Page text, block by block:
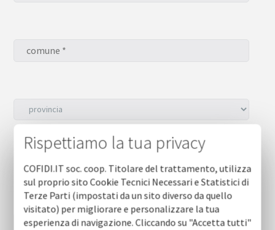
Desidero iscrivermi alla NEWSLETTER *
sì
no
Rispettiamo la tua privacy
COFIDI.IT soc. coop. Titolare del trattamento, utilizza
sul proprio sito Cookie Tecnici Necessari e Statistici di
Terze Parti (impostati da un sito diverso da quello
visitato) per migliorare e personalizzare la tua
esperienza di navigazione. Cliccando su "Accetta tutti"